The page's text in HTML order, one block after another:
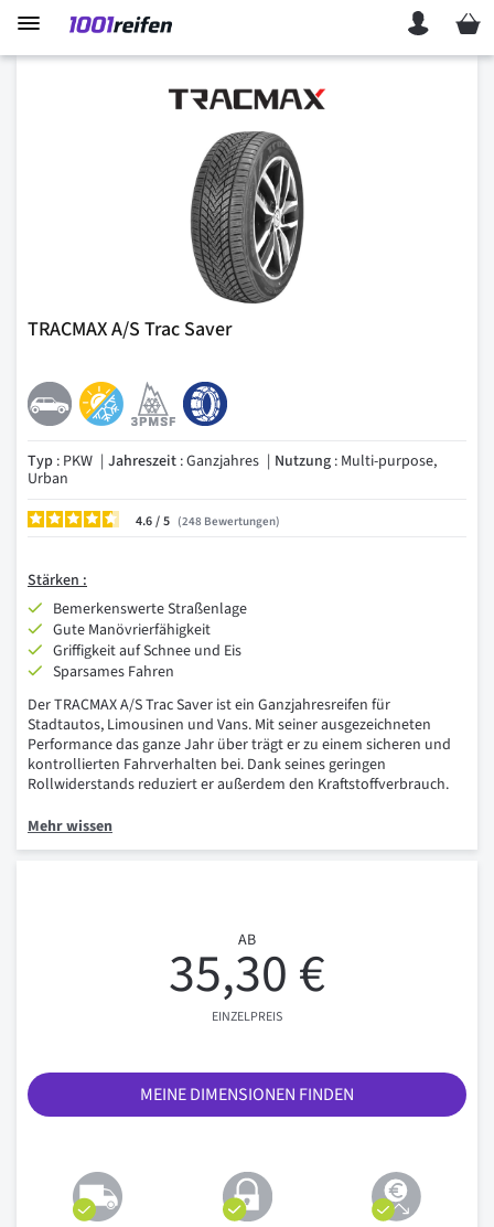
Mein
TRACMAX A/S Trac Saver
Typ : PKW Jahreszeit : Ganzjahres Nutzung : Multi-purpose,
Urban
4.6/ 248 Bewertungen
Stärken :
Bemerkenswerte Straßenlage
Gute Manövrierfähigkeit
Griffigkeit auf Schnee und Eis
Sparsames Fahren
Der TRACMAX A/S Trac Saver ist ein Ganzjahresreifen für
Stadtautos, Limousinen und Vans. Mit seiner ausgezeichneten
Performance das ganze Jahr über trägt er zu einem sicheren und
kontrollierten Fahrverhalten bei. Dank seines geringen
Rollwiderstands reduziert er außerdem den Kraftstoffverbrauch.
Mehr wissen
AB
35,30 €
EINZELPREIS
MEINE DIMENSIONEN FINDEN